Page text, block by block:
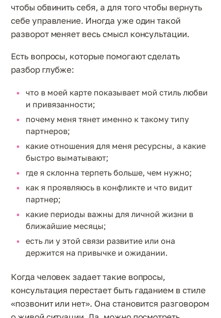
чтобы обвинить себя, а для того чтобы вернуть
себе управление. Иногда уже один такой
разворот меняет весь смысл консультации.
Есть вопросы, которые помогают сделать
разбор глубже:
что в моей карте показывает мой стиль любви
и привязанности;
почему меня тянет именно к такому типу
партнеров;
какие отношения для меня ресурсны, а какие
быстро выматывают;
где я склонна терпеть больше, чем нужно;
как я проявляюсь в конфликте и что видит
партнер;
какие периоды важны для личной жизни в
ближайшие месяцы;
есть ли у этой связи развитие или она
держится на привычке и ожидании.
Когда человек задает такие вопросы,
консультация перестает быть гаданием в стиле
«позвонит или нет». Она становится разговором